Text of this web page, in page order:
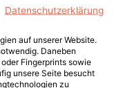
Datenschutzerklärung
auf unserer Website.
Daneben
Fingerprints sowie
unsere Seite besucht
zu